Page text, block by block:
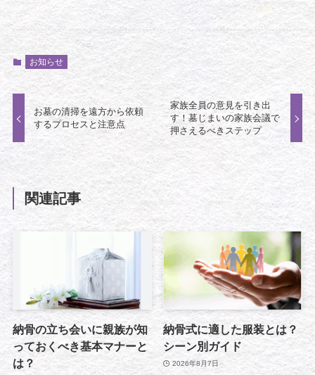
お知らせ
お墓の清掃を遠方から依頼
するプロセスと注意点
家族全員の意見を引き出
す！墓じまいの家族会議で
押さえるべきステップ
関連記事
納骨の立ち会いに親族が知
っておくべき基本マナーと
は？
納骨式に適した服装とは？
シーン別ガイド
2026年8月7日